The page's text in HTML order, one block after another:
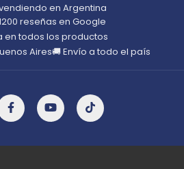
en Argentina
reseñas en Google
en todos los productos
Aires🚚 Envío a todo el país